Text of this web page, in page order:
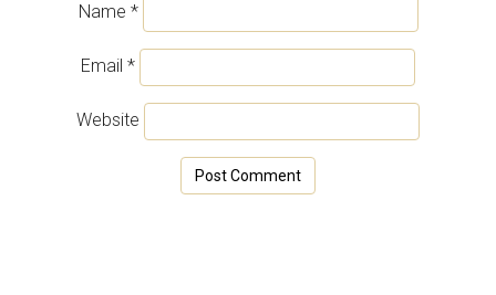
Name *
Email *
Website